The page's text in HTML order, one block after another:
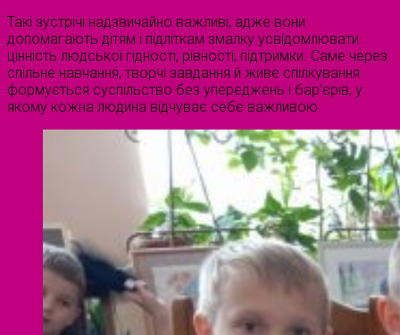
Такі зустрічі надзвичайно важливі, адже вони
допомагають дітям і підліткам змалку усвідомлювати
цінність людської гідності, рівності, підтримки. Саме через
спільне навчання, творчі завдання й живе спілкування
формується суспільство без упереджень і бар’єрів, у
якому кожна людина відчуває себе важливою.